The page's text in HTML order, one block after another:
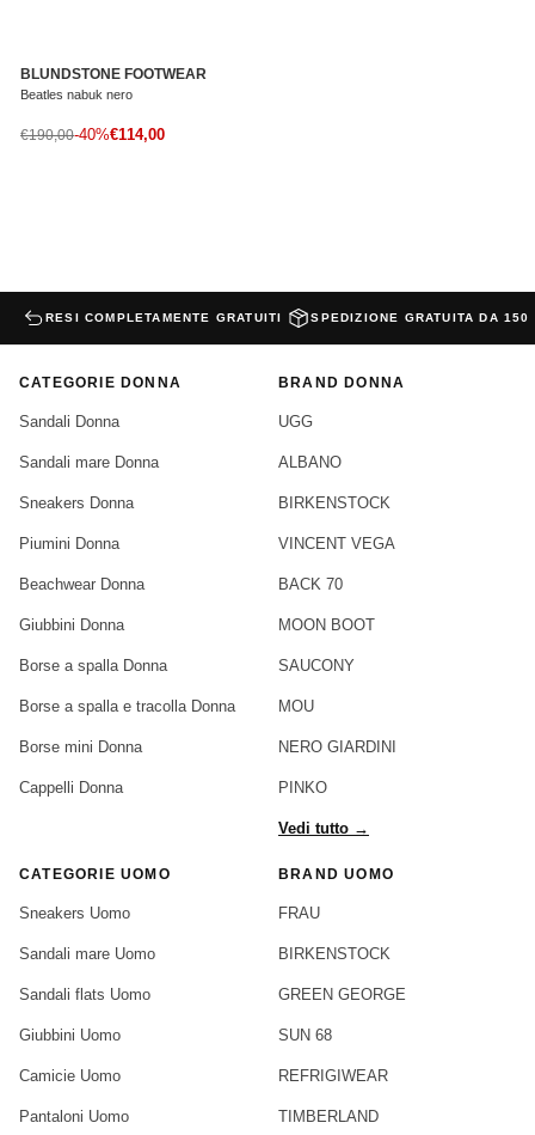
BLUNDSTONE FOOTWEAR
Beatles nabuk nero
Prezzo di vendita
€114,00
Prezzo normale
€190,00-40%
RESI COMPLETAMENTE GRATUITI SPEDIZIONE GRATUITA DA 150
CATEGORIE DONNA
Sandali Donna
Sandali mare Donna
Sneakers Donna
Piumini Donna
Beachwear Donna
Giubbini Donna
Borse a spalla Donna
Borse a spalla e tracolla Donna
Borse mini Donna
Cappelli Donna
BRAND DONNA
UGG
ALBANO
BIRKENSTOCK
VINCENT VEGA
BACK 70
MOON BOOT
SAUCONY
MOU
NERO GIARDINI
PINKO
Vedi tutto →
CATEGORIE UOMO
Sneakers Uomo
Sandali mare Uomo
Sandali flats Uomo
Giubbini Uomo
Camicie Uomo
Pantaloni Uomo
BRAND UOMO
FRAU
BIRKENSTOCK
GREEN GEORGE
SUN 68
REFRIGIWEAR
TIMBERLAND